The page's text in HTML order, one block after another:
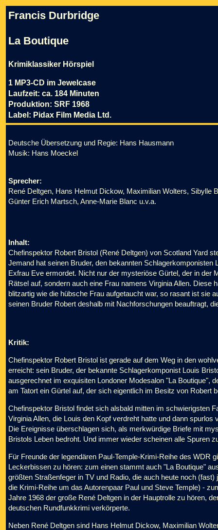
Francis Durbridge
La Boutique
Krimiklassiker Hörspiel
1 MP3-CD im Jewelcase
Laufzeit: ca. 184 Minuten
Produktion: SRF 1968
Label: Pidax Film Media Ltd.
Deutsche Übersetzung und Regie: Hans Hausmann
Musik: Hans Moeckel
Sprecher:
René Deltgen, Hans Helmut Dickow, Maximilian Wolters, Sibylle
Günter Erich Martsch, Anne-Marie Blanc u.v.a.
Inhalt:
Chefinspektor Robert Bristol (René Deltgen) von Scotland Yard
Jemand hat seinen Bruder, den bekannten
Exfrau Eve ermordet. Nicht nur der mysteriöse Gürtel, der in der
Rätsel auf, sondern auch eine Frau namens Virginia Allen. Diese
blitzartig wie die hübsche Frau aufgetaucht war, so rasant ist sie
seinen Bruder Robert deshalb mit Nachforschungen beauftragt,
Kritik:
Chefinspektor Robert Bristol ist gerade auf dem Weg in den
erreicht: sein Bruder, der bekannte Schlagerkomponist Louis
ausgerechnet im exquisiten Londoner Modesalon "La Boutique",
am Tatort ein Gürtel auf, der sich eigentlich im Besitz von Robert
Chefinspektor Bristol findet sich alsbald mitten im schwierigsten
Virginia Allen, die Louis den Kopf verdreht hatte und dann
Die Ereignisse überschlagen sich, als merkwürdige Briefe mit
Bristols Leben bedroht. Und immer wieder scheinen alle Spuren
Für Freunde der legendären Paul-Temple-Krimi-Reihe des WDR
Leckerbissen zu hören: zum einen stammt auch "La Boutique"
größten Straßenfeger in TV und Radio, die auch heute noch
die Krimi-Reihe um das Autorenpaar Paul und Steve Temple) -
Jahre 1968 der große René Deltgen in der Hauptrolle zu hören,
deutschen Rundfunkkrimi verkörperte.
Neben René Deltgen sind Hans Helmut Dickow, Maximilian